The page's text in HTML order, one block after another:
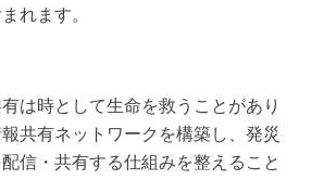
れます。
は時として生命を救うことがあり
共有ネットワークを構築し、発災
信・共有する仕組みを整えること